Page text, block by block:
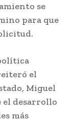
se
para que
el
Miguel
el desarrollo
más